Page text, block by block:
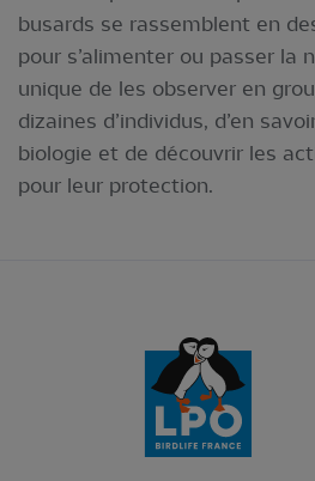
busards se rassemblent en
pour s’alimenter ou passer la
unique de les observer en
dizaines d’individus, d’en
biologie et de découvrir les
pour leur protection.